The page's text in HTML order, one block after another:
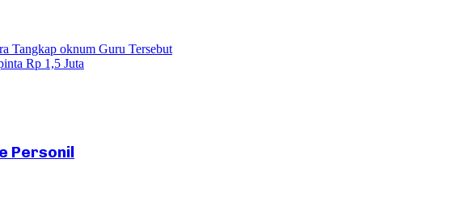
Tangkap oknum Guru Tersebut
Rp 1,5 Juta
Personil